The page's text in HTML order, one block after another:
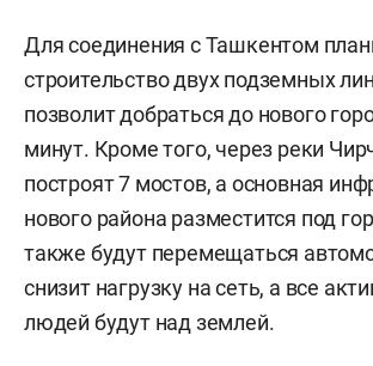
Для соединения с Ташкентом
строительство двух подземных
позволит добраться до нового
минут. Кроме того, через реки
построят 7 мостов, а основная
нового района разместится под
также будут перемещаться
снизит нагрузку на сеть, а все
людей будут над землей.